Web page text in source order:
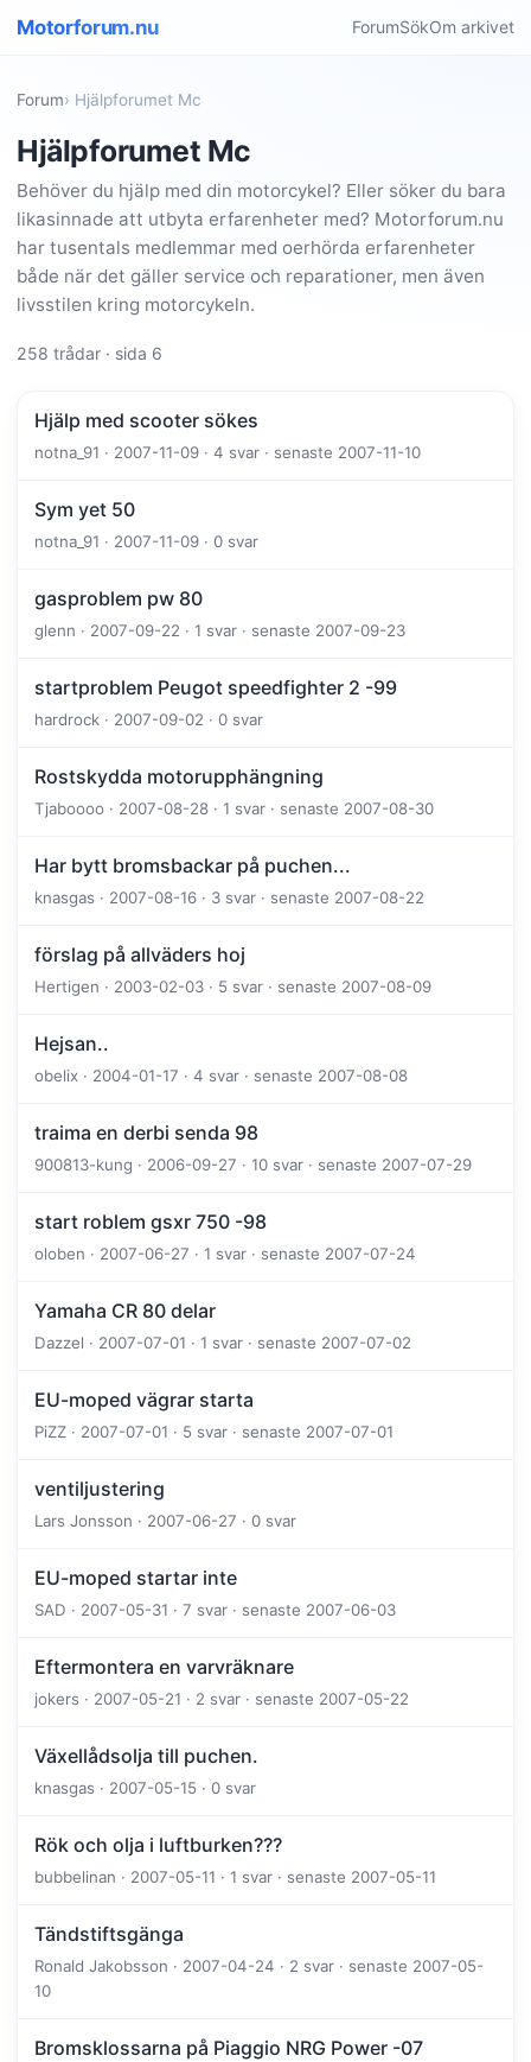
Motorforum.nu ForumSökOm arkivet
Forum› Hjälpforumet Mc
Hjälpforumet Mc
Behöver du hjälp med din motorcykel? Eller söker du bara
likasinnade att utbyta erfarenheter med? Motorforum.nu
har tusentals medlemmar med oerhörda erfarenheter
både när det gäller service och reparationer, men även
livsstilen kring motorcykeln.
258 trådar · sida 6
Hjälp med scooter sökes
notna_91 · 2007-11-09 · 4 svar · senaste 2007-11-10
Sym yet 50
notna_91 · 2007-11-09 · 0 svar
gasproblem pw 80
glenn · 2007-09-22 · 1 svar · senaste 2007-09-23
startproblem Peugot speedfighter 2 -99
hardrock · 2007-09-02 · 0 svar
Rostskydda motorupphängning
Tjaboooo · 2007-08-28 · 1 svar · senaste 2007-08-30
Har bytt bromsbackar på puchen...
knasgas · 2007-08-16 · 3 svar · senaste 2007-08-22
förslag på allväders hoj
Hertigen · 2003-02-03 · 5 svar · senaste 2007-08-09
Hejsan..
obelix · 2004-01-17 · 4 svar · senaste 2007-08-08
traima en derbi senda 98
900813-kung · 2006-09-27 · 10 svar · senaste 2007-07-29
start roblem gsxr 750 -98
oloben · 2007-06-27 · 1 svar · senaste 2007-07-24
Yamaha CR 80 delar
Dazzel · 2007-07-01 · 1 svar · senaste 2007-07-02
EU-moped vägrar starta
PiZZ · 2007-07-01 · 5 svar · senaste 2007-07-01
ventiljustering
Lars Jonsson · 2007-06-27 · 0 svar
EU-moped startar inte
SAD · 2007-05-31 · 7 svar · senaste 2007-06-03
Eftermontera en varvräknare
jokers · 2007-05-21 · 2 svar · senaste 2007-05-22
Växellådsolja till puchen.
knasgas · 2007-05-15 · 0 svar
Rök och olja i luftburken???
bubbelinan · 2007-05-11 · 1 svar · senaste 2007-05-11
Tändstiftsgänga
Ronald Jakobsson · 2007-04-24 · 2 svar · senaste 2007-05-
10
Bromsklossarna på Piaggio NRG Power -07